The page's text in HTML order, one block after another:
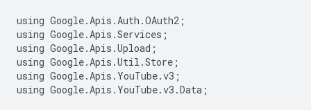
using Google.Apis .Auth .OAuth2 ;
using Google.Apis .Services ;
using Google.Apis .Upload ;
using Google.Apis .Util .Store ;
using Google.Apis . YouTube.v3 ;
using Google.Apis . YouTube.v3 .Data ;